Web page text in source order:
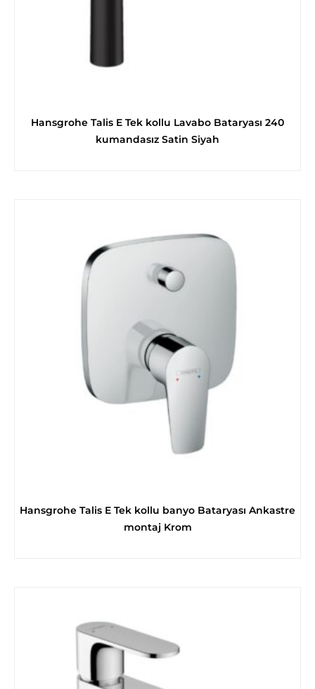
Hansgrohe Talis E Tek kollu Lavabo Bataryası 240
kumandasız Satin Siyah
Hansgrohe Talis E Tek kollu banyo Bataryası Ankastre
montaj Krom